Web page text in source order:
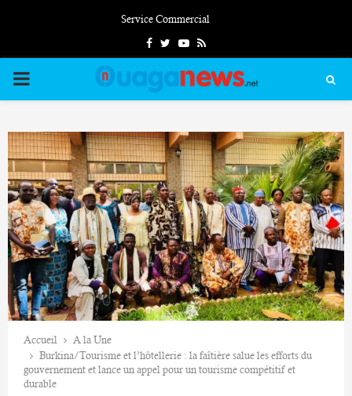
Service Commercial
FacebookTwitterYoutube
Rss
PRIMARY
Accueil
A la Une
Burkina/Tourisme et l’hôtellerie : la faîtière salue les efforts du
gouvernement et lance un appel pour un tourisme compétitif et
durable